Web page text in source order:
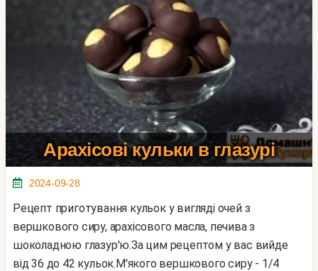
Арахісові кульки в глазурі
2024-09-28
Рецепт приготування кульок у вигляді очей з
вершкового сиру, арахісового масла, печива з
шоколадною глазур'ю.За цим рецептом у вас вийде
від 36 до 42 кульок.М'якого вершкового сиру - 1/4